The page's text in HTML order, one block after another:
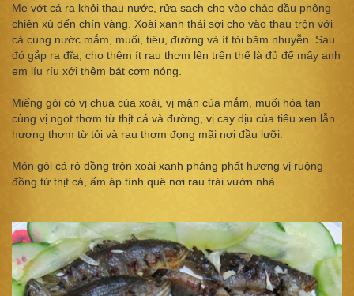
Mẹ vớt cá ra khỏi thau nước, rửa sạch cho vào chảo dầu phộng
chiên xù đến chín vàng. Xoài xanh thái sợi cho vào thau trộn với
cá cùng nước mắm, muối, tiêu, đường và ít tỏi băm nhuyễn. Sau
đó gắp ra đĩa, cho thêm ít rau thơm lên trên thế là đủ để mấy anh
em líu ríu xới thêm bát cơm nóng.
Miếng gỏi có vị chua của xoài, vị mặn của mắm, muối hòa tan
cùng vị ngọt thơm từ thịt cá và đường, vị cay dịu của tiêu xen lẫn
hương thơm từ tỏi và rau thơm đọng mãi nơi đầu lưỡi.
Món gỏi cá rô đồng trộn xoài xanh phảng phất hương vị ruộng
đồng từ thịt cá, ấm áp tình quê nơi rau trái vườn nhà.